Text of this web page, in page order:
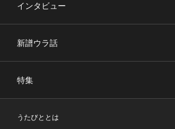
インタビュー
新譜ウラ話
特集
うたびととは